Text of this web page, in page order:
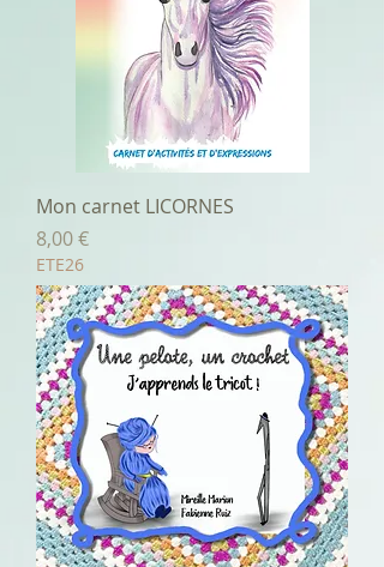
Mon carnet LICORNES
Prix
8,00 €
ETE26